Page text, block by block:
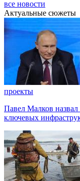
все новости
Актуальные сюжеты
проекты
Павел Малков
ключевых